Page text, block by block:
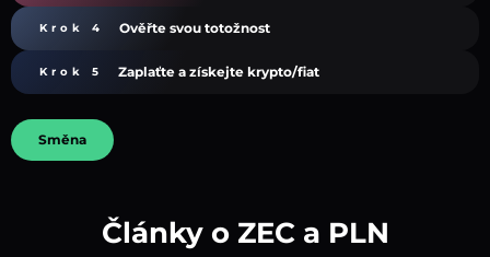
Krok 4 Ověřte svou totožnost
Krok 5 Zaplaťte a získejte krypto/fiat
Směna
Články o ZEC a PLN